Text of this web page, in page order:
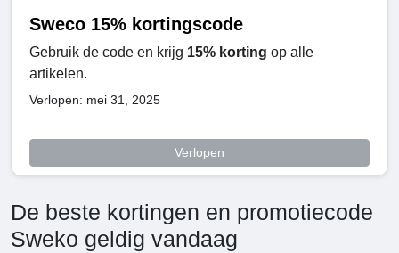
Sweco 15% kortingscode
Gebruik de code en krijg 15% korting op alle
artikelen.
Verlopen: mei 31, 2025
Verlopen
De beste kortingen en promotiecode
Sweko geldig vandaag